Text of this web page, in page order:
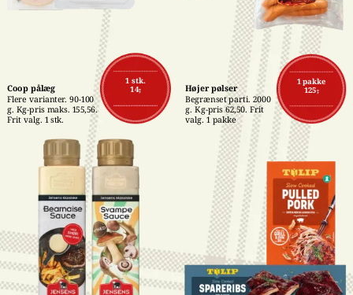
1 stk.
14,-
Coop pålæg
Flere varianter. 90-100
g. Kg-pris maks. 155,56.
Frit valg. 1 stk.
1 pakke
125,-
Højer pølser
Begrænset parti. 2000
g. Kg-pris 62,50. Frit
valg. 1 pakke